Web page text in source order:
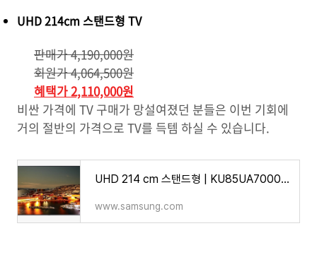
UHD 214cm 스탠드형 TV
판매가 4,190,000원
회원가 4,064,500원
혜택가 2,110,000원
비싼 가격에 TV 구매가 망설여졌던 분들은 이번 기회에
거의 절반의 가격으로 TV를 득템 하실 수 있습니다.
UHD 214 cm 스탠드형 | KU85UA7000FXKR | Samsung 대한민국
www.samsung.com